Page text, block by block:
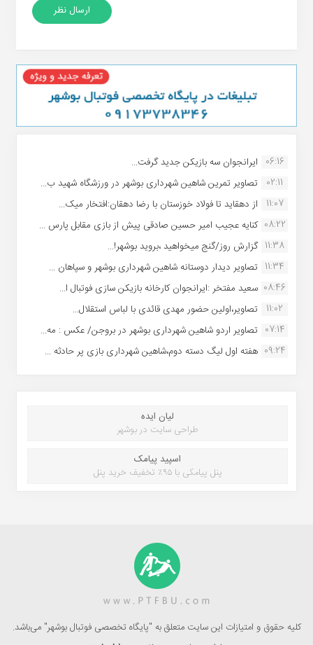
06:16 ایرانجوان سه بازیکن جدید گرفت...
02:11
تصاویر تمرین شاهین شهردارى بوشهر در ورزشگاه شهید ب...
11:07
از دهقاید تا فولاد خوزستان با رضا دهقان:افتخار میک...
08:22 کنایه عجیب امیر حسین صادقی پیش از بازی مقابل پارس ...
11:38 گزارش روز/گنج میخواهید ،بروید بوشهر!...
11:34 تصاویر دیدار دوستانه شاهین شهردارى بوشهر و سپاهان ...
08:46 سعید مفتخر :ایرانجوان کارخانه بازیکن سازی فوتبال ا...
11:02
تصاویر،اولین حضور مهدی قائدی با لباس استقلال...
07:14 تصاویر اردو شاهین شهرداری بوشهر در بروجن/ عکس : مه...
09:24 هفته اول لیگ دسته دوم،شاهین شهرداری بازی پر حادثه ...
لیان ایده
طراحی سایت در بوشهر
اسپید پیامک
پنل پیامکی با ۹۵٪ تخفیف خرید پنل
کلیه حقوق و امتیازات این سایت متعلق به "پایگاه تخصصی فوتبال بوشهر" می‌باشد.